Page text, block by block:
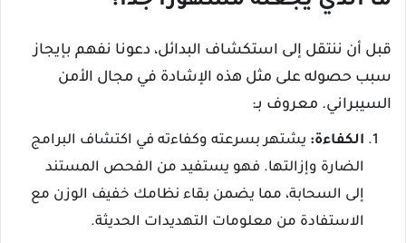
قبل أن ننتقل إلى استكشاف البدائل، دعونا نفهم بإيجاز
سبب حصوله على مثل هذه الإشادة في مجال الأمن
السيبراني. معروف بـ:
الكفاءة: يشتهر بسرعته وكفاءته في اكتشاف البرامج
الضارة وإزالتها. فهو يستفيد من الفحص المستند
إلى السحابة، مما يضمن بقاء نظامك خفيف الوزن مع
الاستفادة من معلومات التهديدات الحديثة.